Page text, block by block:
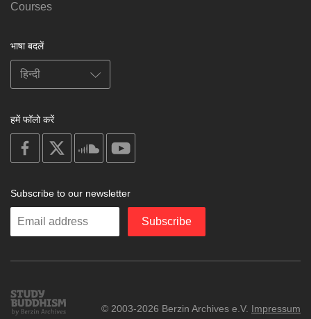
Courses
भाषा बदलें
हमें फॉलो करें
on
facebook
soundcloud
Subscribe to our newsletter
Enter
Subscribe
Study
Buddhism
© 2003-2026 Berzin Archives e.V. Impressum